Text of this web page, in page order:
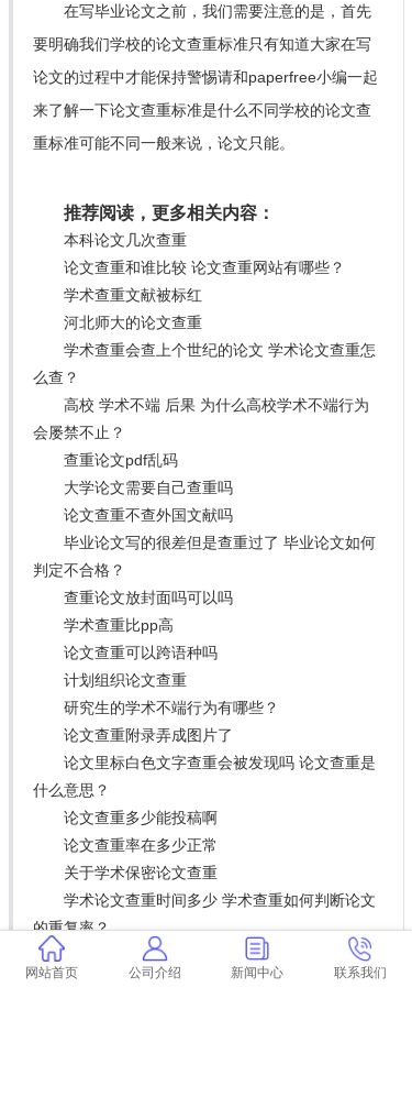
在写毕业论文之前，我们需要注意的是，首先
要明确我们学校的论文查重标准只有知道大家在写
论文的过程中才能保持警惕请和paperfree小编一起
来了解一下论文查重标准是什么不同学校的论文查
重标准可能不同一般来说，论文只能。
推荐阅读，更多相关内容：
本科论文几次查重
论文查重和谁比较 论文查重网站有哪些？
学术查重文献被标红
河北师大的论文查重
学术查重会查上个世纪的论文 学术论文查重怎
么查？
高校 学术不端 后果 为什么高校学术不端行为
会屡禁不止？
查重论文pdf乱码
大学论文需要自己查重吗
论文查重不查外国文献吗
毕业论文写的很差但是查重过了 毕业论文如何
判定不合格？
查重论文放封面吗可以吗
学术查重比pp高
论文查重可以跨语种吗
计划组织论文查重
研究生的学术不端行为有哪些？
论文查重附录弄成图片了
论文里标白色文字查重会被发现吗 论文查重是
什么意思？
论文查重多少能投稿啊
论文查重率在多少正常
关于学术保密论文查重
学术论文查重时间多少 学术查重如何判断论文
的重复率？
维普查重会查到企业官网介绍吗 维普查重和学
术查重有什么区别？
网站首页 公司介绍 新闻中心 联系我们